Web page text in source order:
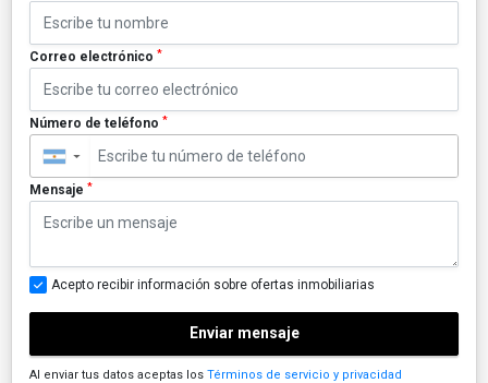
Correo electrónico *
Número de teléfono *
▼
Mensaje *
Acepto recibir información sobre ofertas inmobiliarias
Enviar mensaje
Al enviar tus datos aceptas los Términos de servicio y privacidad